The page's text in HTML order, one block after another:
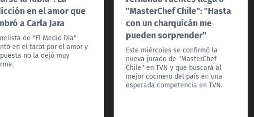
en el amor que
a Carla Jara
de "El Medio Día"
en el tarot por el amor y
no la dejó muy
"MasterChef Chile": "Hasta
con un charquicán me
pueden sorprender"
Este miércoles se confirmó la
nueva jurado de "MasterChef
Chile" en TVN y que buscará al
mejor cocinero del país en una
esperada competencia en TVN.